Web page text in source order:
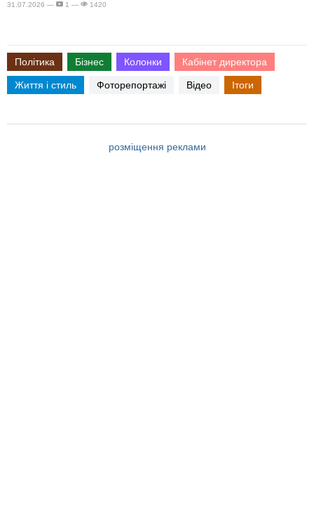
31.07.2026 — 1 — 1420
Політика Бізнес Колонки Кабінет директора
Життя і стиль Фоторепортажі Відео Ітоги
розміщення реклами